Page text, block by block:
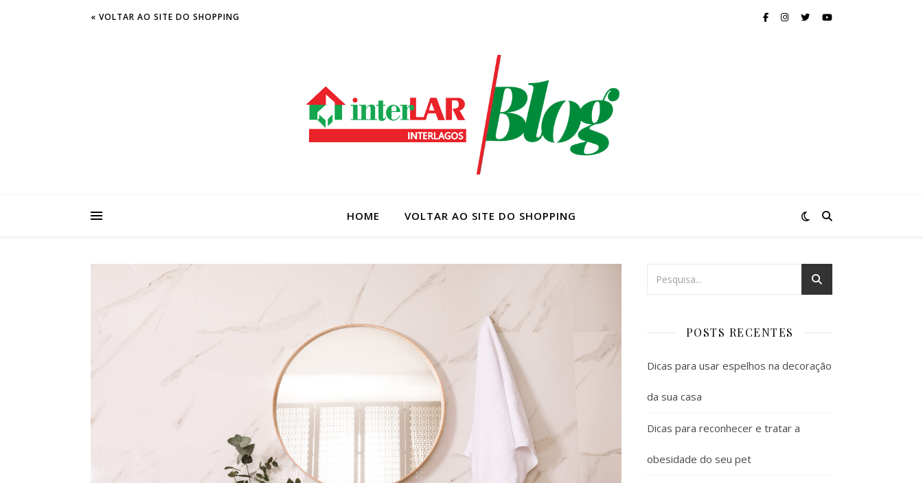
« VOLTAR AO SITE DO SHOPPING
HOME VOLTAR AO SITE DO SHOPPING
POSTS RECENTES
Dicas para usar espelhos na decoração
da sua casa
Dicas para reconhecer e tratar a
obesidade do seu pet